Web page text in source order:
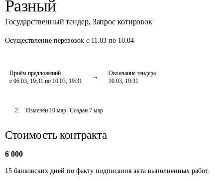
Разный
Государственный тендер, Запрос котировок
Осуществление перевозок с 11.03 по 10.04
Приём предложений
с 06.03, 19:31 по 10.03, 19:31
Окончание тендера
10.03, 19:31
2 Изменён 10 мар. Создан 7 мар
Стоимость контракта
6 000
15 банковских дней по факту подписания акта выполненных работ.